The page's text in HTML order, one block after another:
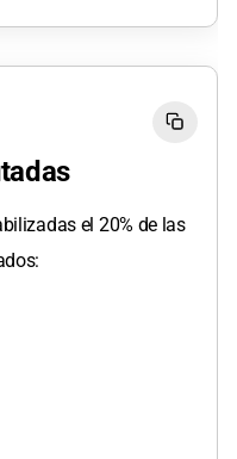
el 20% de las